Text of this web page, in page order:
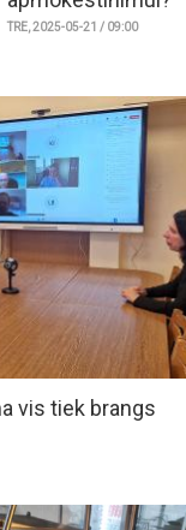
TRE, 2025-05-21 / 09:00
vis tiek brangs